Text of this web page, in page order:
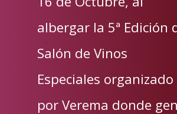
albergar la 5ª Edición
Salón de Vinos
Especiales organizado
por Verema donde